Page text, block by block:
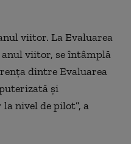
viitor. La Evaluarea
viitor, se întâmplă
dintre Evaluarea
și
nivel de pilot”, a